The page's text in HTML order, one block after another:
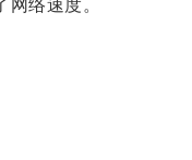
络速度。